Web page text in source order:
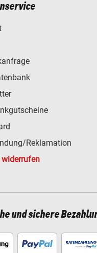
Reklamation
widerrufen
und sichere